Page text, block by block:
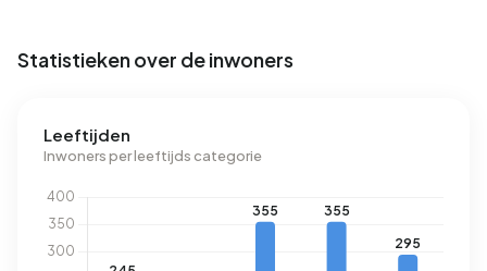
Statistieken over de inwoners
Leeftijden
Inwoners per leeftijds categorie